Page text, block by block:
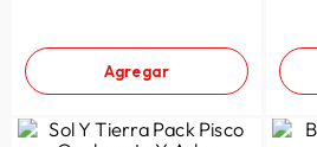
Agregar